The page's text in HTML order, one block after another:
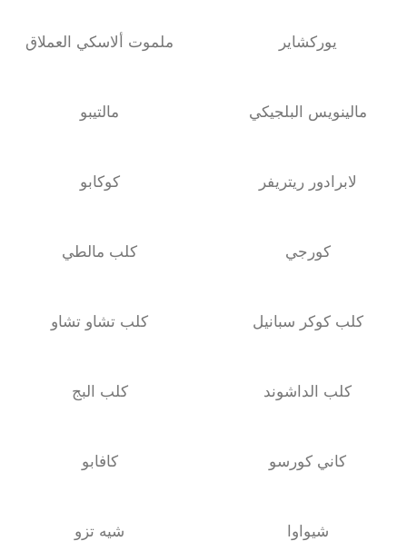
يوركشاير ملموت ألاسكي العملاق
مالينويس البلجيكي مالتيبو
لابرادور ريتريفر كوكابو
كورجي كلب مالطي
كلب كوكر سبانيل كلب تشاو تشاو
كلب الداشوند كلب البج
كاني كورسو كافابو
شيواوا شيه تزو